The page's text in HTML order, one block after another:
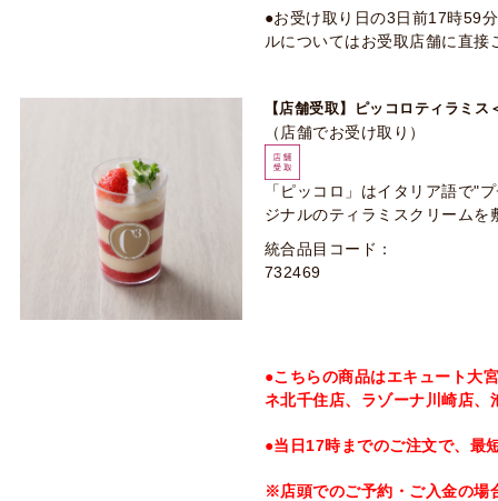
●お受け取り日の3日前17時59
ルについてはお受取店舗に直接
【店舗受取】ピッコロティラミス
（店舗でお受け取り）
「ピッコロ」はイタリア語で"
ジナルのティラミスクリームを
統合品目コード：
732469
●こちらの商品はエキュート大
ネ北千住店、ラゾーナ川崎店
●当日17時までのご注文で、最
※店頭でのご予約・ご入金の場